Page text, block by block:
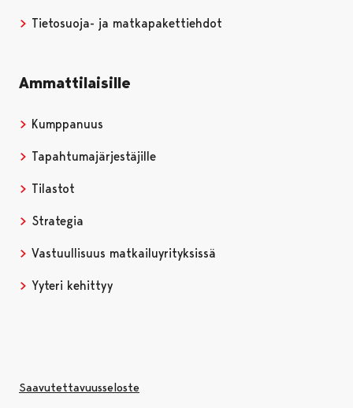
Tietosuoja- ja matkapakettiehdot
Ammattilaisille
Kumppanuus
Tapahtumajärjestäjille
Tilastot
Strategia
Vastuullisuus matkailuyrityksissä
Yyteri kehittyy
Saavutettavuusseloste